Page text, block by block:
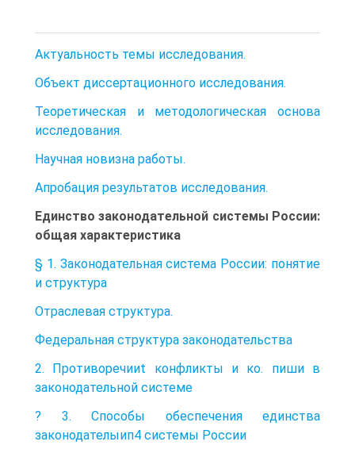
Актуальность темы исследования.
Объект диссертационного исследования.
Теоретическая и методологическая основа
исследования.
Научная новизна работы.
Апробация результатов исследования.
Единство законодательной системы России:
общая характеристика
§ 1. Законодательная система России: понятие
и структура
Отраслевая структура.
Федеральная структура законодательства
2. Противоречииt конфликты и ко. пиши в
законодательной системе
? 3. Способы обеспечения единства
законодателыип4 системы России